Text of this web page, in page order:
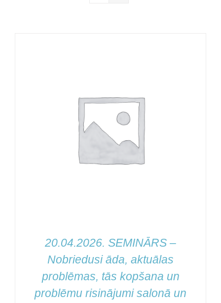
20.04.2026. SEMINĀRS –
Nobriedusi āda, aktuālas
problēmas, tās kopšana un
problēmu risinājumi salonā un